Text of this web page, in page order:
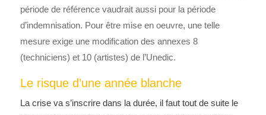
période de référence vaudrait aussi pour la période
d’indemnisation. Pour être mise en oeuvre, une telle
mesure exige une modification des annexes 8
(techniciens) et 10 (artistes) de l’Unedic.
Le risque d’une année blanche
La crise va s’inscrire dans la durée, il faut tout de suite le